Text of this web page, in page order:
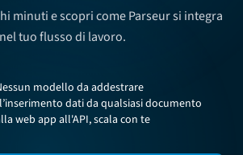
minuti e scopri come Parseur si integra
nel tuo flusso di lavoro.
modello da addestrare
dati da qualsiasi documento
web app all'API, scala con te